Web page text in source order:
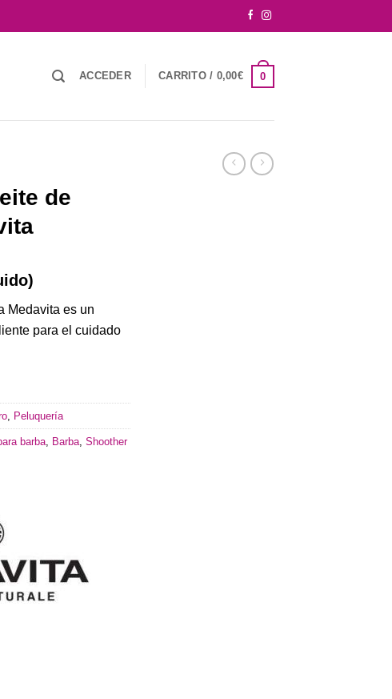
ACCEDER CARRITO / 0,00€ 0
de
Medavita es un
para el cuidado
Peluquería
barba Barba Shoother